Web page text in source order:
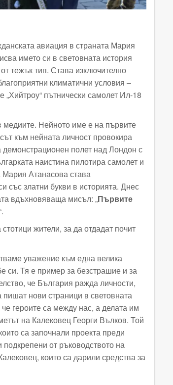
авиация в страната Мария
името си в световната история
тежък тип. Става изключително
климатични условия –
пътнически самолет Ил-18
медиите. Нейното име е на първите
към нейната личност провокира
демонстрационен полет над Лондон с
наистина пилотира самолет и
Мария Атанасова става
със златни букви в историята. Днес
вдъхновяваща мисъл: „Първите
жители, за да отдадат почит
уважение към една велика
си. Тя е пример за безстрашие и за
че България ражда личности,
нови страници в световната
героите са между нас, а делата им
на Калековец Георги Вълков. Той
са започнали проекта преди
от ръководството на
които са дарили средства за